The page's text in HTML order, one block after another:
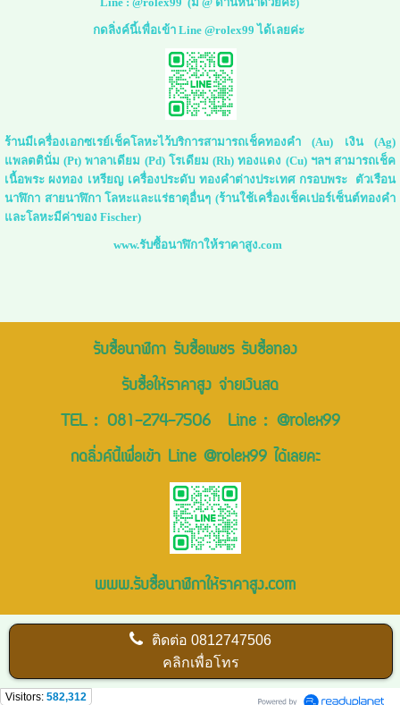
กดลิ่งค์นี้เพื่อเข้า Line @rolex99 ได้เลยค่ะ
ร้านมีเครื่องเอกซเรย์เช็คโลหะไว้บริการสามารถเช็คทองคำ (Au) เงิน (Ag)
แพลตตินั่ม (Pt) พาลาเดียม (Pd) โรเดียม (Rh) ทองแดง (Cu) ฯลฯ สามารถเช็ค
เนื้อพระ ผงทอง เหรียญ เครื่องประดับ ทองคำต่างประเทศ กรอบพระ ตัวเรือน
นาฬิกา สายนาฬิกา โลหะและแร่ธาตุอื่นๆ (ร้านใช้เครื่องเช็คเปอร์เซ็นต์ทองคำ
และโลหะมีค่าของ Fischer)
www.รับซื้อนาฬิกาให้ราคาสูง.com
รับซื้อนาฬิกา รับซื้อเพชร รับซื้อทอง
รับซื้อให้ราคาสูง จ่ายเงินสด
TEL : 081-274-7506Line : @rolex99
กดลิ่งค์นี้เพื่อเข้า Line @rolex99 ได้เลยคะ
www.รับซื้อนาฬิกาให้ราคาสูง.com
ติดต่อ0812747506
คลิกเพื่อโทร
Visitors: 582,312